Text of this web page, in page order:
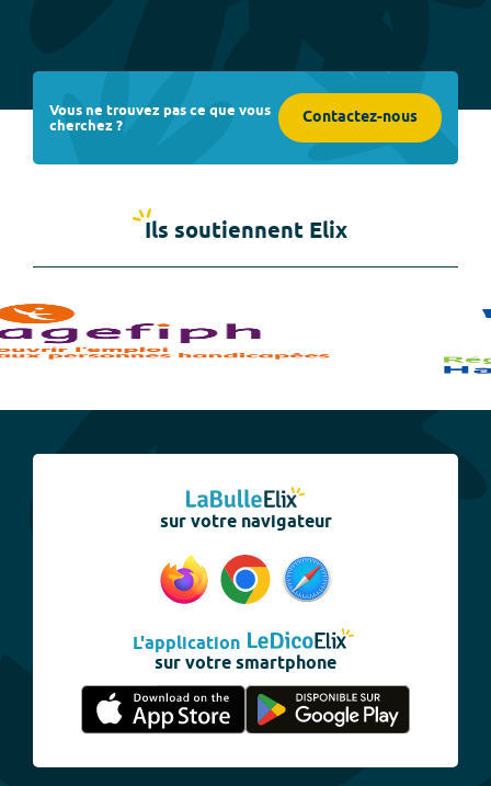
Vous ne trouvez pas ce que vous
cherchez ? Contactez-nous
Ils soutiennent Elix
sur votre navigateur
L'application
sur votre smartphone